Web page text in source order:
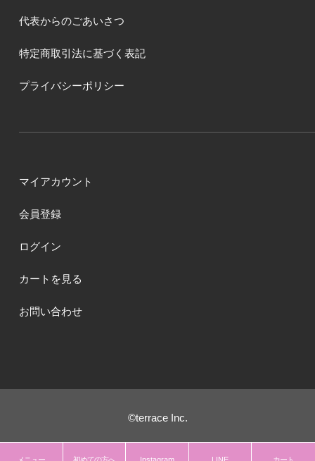
代表からのごあいさつ
特定商取引法に基づく表記
プライバシーポリシー
マイアカウント
会員登録
ログイン
カートを見る
お問い合わせ
©terrace Inc.